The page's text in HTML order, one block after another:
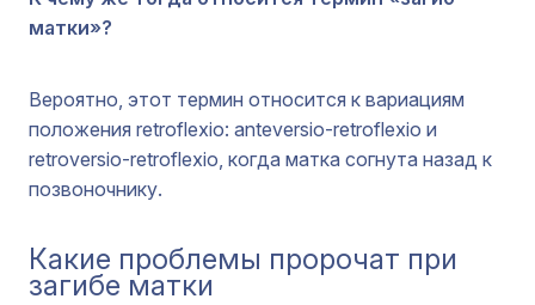
матки»?
Вероятно, этот термин относится к вариациям
положения retroflexio: anteversio-retroflexio и
retroversio-retroflexio, когда матка согнута назад к
позвоночнику.
Какие проблемы пророчат при
загибе матки